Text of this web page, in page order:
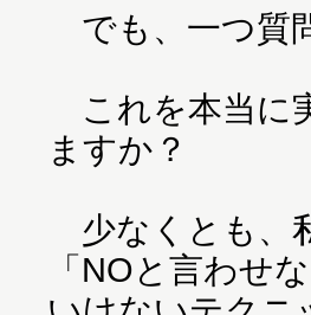
でも、一つ質
これを本当に
ますか？
少なくとも、
「NOと言わせ